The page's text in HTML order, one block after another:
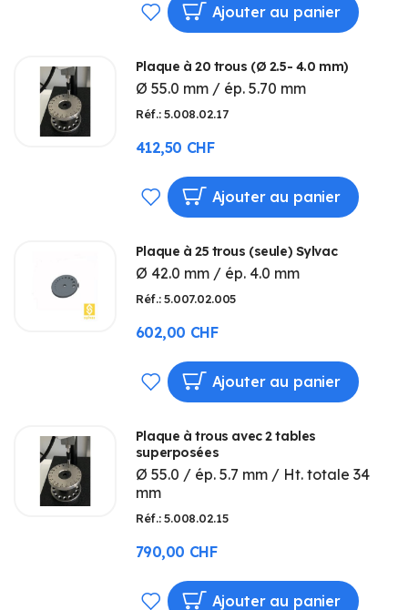
AJOUTER
MA
LISTE
D’ENVIE
Ajouter au panier
Plaque à 20 trous (Ø 2.5- 4.0 mm)
Ø 55.0 mm / ép. 5.70 mm
Réf.: 5.008.02.17
412,50 CHF
AJOUTER
MA
LISTE
D’ENVIE
Ajouter au panier
Plaque à 25 trous (seule) Sylvac
Ø 42.0 mm / ép. 4.0 mm
Réf.: 5.007.02.005
602,00 CHF
AJOUTER
MA
LISTE
Ajouter au panier
Plaque à trous avec 2 tables
superposées
Ø 55.0 / ép. 5.7 mm / Ht. totale 34
mm
Réf.: 5.008.02.15
790,00 CHF
AJOUTERAjouter au panier